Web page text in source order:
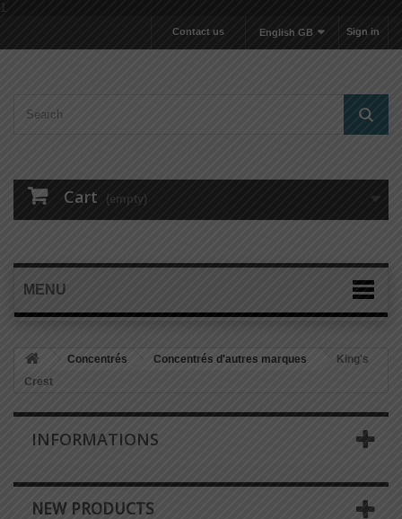
1
Sign in
English GB
Contact us
Cart (empty)
MENU
Concentrés Concentrés d'autres marques
King's
Crest
INFORMATIONS
NEW PRODUCTS